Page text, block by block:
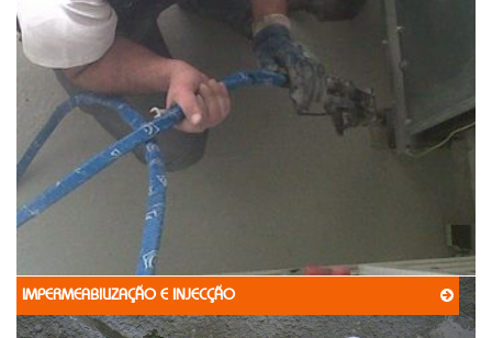
IMPERMEABILIZAÇÃO E INJECÇÃO